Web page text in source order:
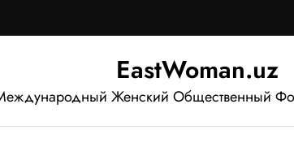
EastWoman.uz
Женский Общественный